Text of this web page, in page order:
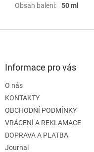
Obsah balení: 50 ml
Informace pro vás
O nás
KONTAKTY
OBCHODNÍ PODMÍNKY
VRÁCENÍ A REKLAMACE
DOPRAVA A PLATBA
Journal